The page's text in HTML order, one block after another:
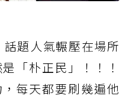
題人氣輾壓在場所
「朴正民」！！！
每天都要刷幾遍他